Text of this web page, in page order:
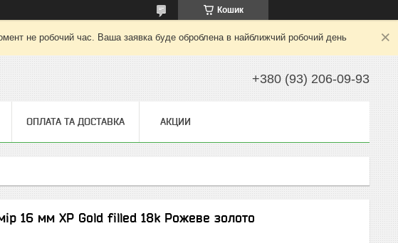
Кошик
не робочий час. Ваша заявка буде оброблена в найближчий робочий день
+380 (93) 206-09-93
ОПЛАТА ТА ДОСТАВКА АКЦИИ
16 мм ХР Gold filled 18k Рожеве золото